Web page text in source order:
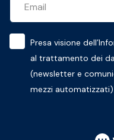
Presa visione dell’
al trattamento dei
(newsletter e
mezzi automatizzati)